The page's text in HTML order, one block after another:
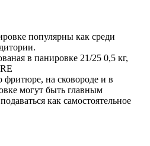
популярны как среди
в панировке 21/25 0,5 кг,
фритюре, на сковороде и в
могут быть главным
как самостоятельное